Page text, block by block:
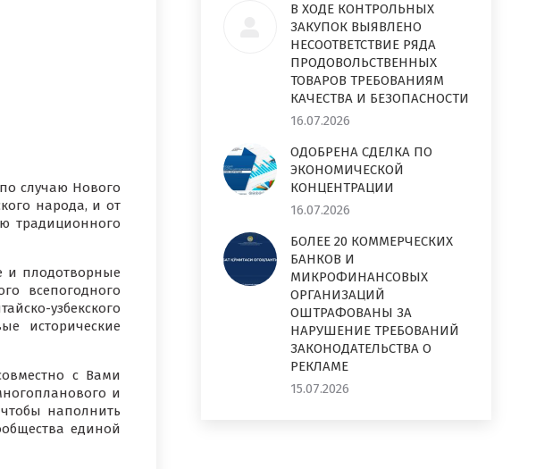
случаю Нового
народа, и от
традиционного
и плодотворные
всепогодного
узбекского
исторические
с Вами
и
наполнить
единой
В ХОДЕ КОНТРОЛЬНЫХ
ЗАКУПОК ВЫЯВЛЕНО
НЕСООТВЕТСТВИЕ РЯДА
ПРОДОВОЛЬСТВЕННЫХ
ТОВАРОВ ТРЕБОВАНИЯМ
КАЧЕСТВА И БЕЗОПАСНОСТИ
16.07.2026
ОДОБРЕНА СДЕЛКА ПО
ЭКОНОМИЧЕСКОЙ
КОНЦЕНТРАЦИИ
16.07.2026
БОЛЕЕ 20 КОММЕРЧЕСКИХ
БАНКОВ И
МИКРОФИНАНСОВЫХ
ОРГАНИЗАЦИЙ
ОШТРАФОВАНЫ ЗА
НАРУШЕНИЕ ТРЕБОВАНИЙ
ЗАКОНОДАТЕЛЬСТВА О
РЕКЛАМЕ
15.07.2026